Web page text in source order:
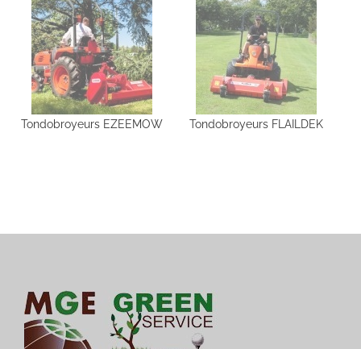
Tondobroyeurs EZEEMOW Tondobroyeurs FLAILDEK